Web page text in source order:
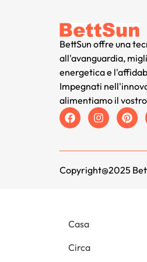
BettSun offre una
all'avanguardia,
energetica e
Impegnati
alimentiamo il
Copyright@2025
Casa
Circa